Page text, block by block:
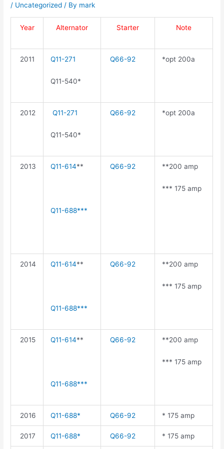
/ Uncategorized / By mark
Year Alternator Starter Note
2011 Q11-271
Q11-540*
Q66-92 *opt 200a
2012 Q11-271
Q11-540*
Q66-92 *opt 200a
2013 Q11-614**
Q11-688***
Q66-92 **200 amp
*** 175 amp
2014 Q11-614**
Q11-688***
Q66-92 **200 amp
*** 175 amp
2015 Q11-614**
Q11-688***
Q66-92 **200 amp
*** 175 amp
2016 Q11-688* Q66-92 * 175 amp
2017 Q11-688* Q66-92 * 175 amp